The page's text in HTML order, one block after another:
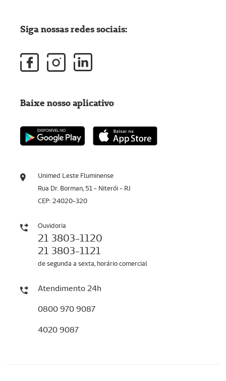
Unimed Leste Fluminense
Rua Dr. Borman, 51 - Niterói - RJ
CEP: 24020-320
Ouvidoria
21 3803-1120
21 3803-1121
de segunda a sexta, horário comercial
Atendimento 24h
0800 970 9087
4020 9087
Siga nossas redes sociais:
Baixe nosso aplicativo